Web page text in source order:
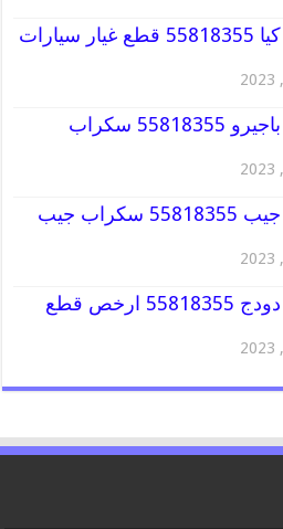
قطع غيار كيا 55818355 قطع غيار سيارات
قطع غيار باجيرو 55818355 سكراب
قطع غيار جيب 55818355 سكراب جيب
قطع غيار دودج 55818355 ارخص قطع